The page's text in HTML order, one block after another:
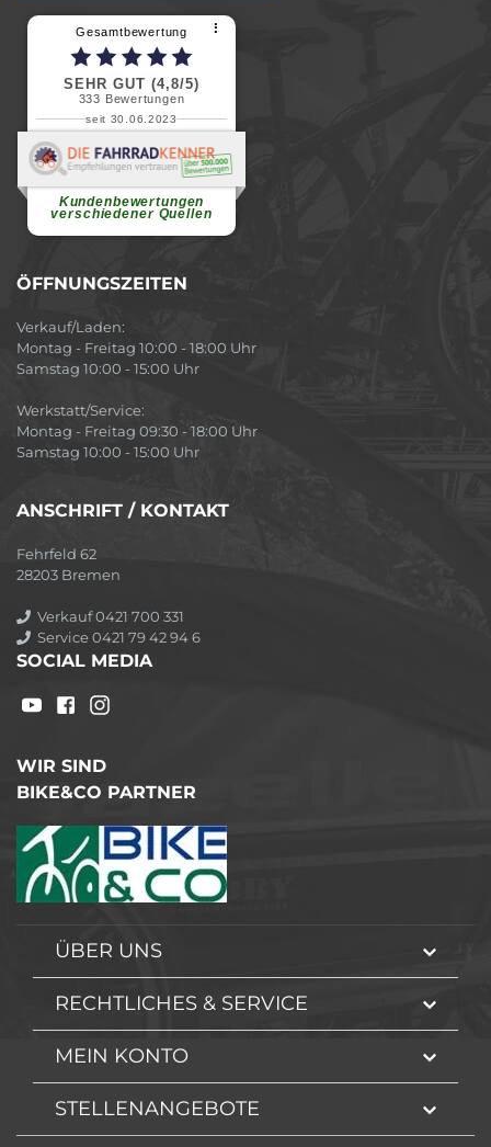
Gesamtbewertung ⠇
SEHR GUT (4,8/5)
333 Bewertungen
seit 30.06.2023
Kundenbewertungen
verschiedener Quellen
Renate H.
Vielen Dank für ein herzliches
ÖFFNUNGSZEITEN
Verkauf/Laden:
Montag - Freitag 10:00 - 18:00 Uhr
Samstag 10:00 - 15:00 Uhr
Werkstatt/Service:
Montag - Freitag 09:30 - 18:00 Uhr
Samstag 10:00 - 15:00 Uhr
ANSCHRIFT / KONTAKT
Fehrfeld 62
28203 Bremen
Verkauf 0421 700 331
Service 0421 79 42 94 6
SOCIAL MEDIA
WIR SIND
BIKE&CO PARTNER
ÜBER UNS
RECHTLICHES & SERVICE
MEIN KONTO
STELLENANGEBOTE